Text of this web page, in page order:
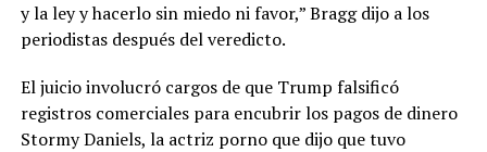
y la ley y hacerlo sin miedo ni favor,” Bragg dijo a los
periodistas después del veredicto.
El juicio involucró cargos de que Trump falsificó
registros comerciales para encubrir los pagos de dinero
Stormy Daniels, la actriz porno que dijo que tuvo